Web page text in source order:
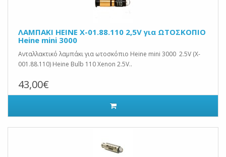
ΛΑΜΠΑΚΙ ΗΕΙΝΕ Χ-01.88.110 2,5V για ΩΤΟΣΚΟΠΙΟ
Heine mini 3000
Ανταλλακτικό λαμπάκι για ωτοσκόπιο Heine mini 3000 2.5V (X-
001.88.110) Heine Bulb 110 Xenon 2.5V..
43,00€